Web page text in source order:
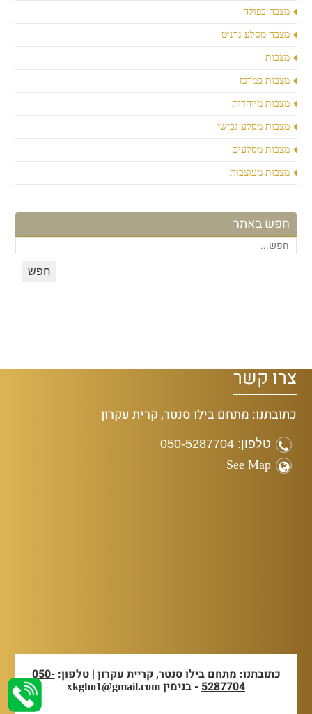
מצבה כפולה
מצבה מסלע גרניט
מצבות
מצבות במרכז
מצבות מיוחדות
מצבות מסלע גבישי
מצבות מסלעים
מצבות מעוצבות
חפש באתר
צרו קשר
כתובתנו: מתחם בילו סנטר, קרית עקרון
טלפון: 050-5287704
See Map
כתובתנו: מתחם בילו סנטר, קריית עקרון | טלפון:050-
5287704- בנימין xkgho1@gmail.com